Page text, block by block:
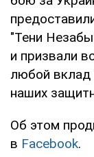
"Тени
и призвали
любой вклад
наших
Об этом
в Facebook.